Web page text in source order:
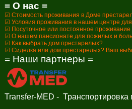
= О нас =
☑ Стоимость проживания в Доме
☑ Условия проживания в нашем центре
☑ Посуточное или постоянное проживание
☑ О нашем пансионате для пожилых и
☑ Как выбрать дом престарелых?
☑ Сиделка или дом престарелых? Ваш
= Наши партнеры =
Transfer-MED - Транспортировка